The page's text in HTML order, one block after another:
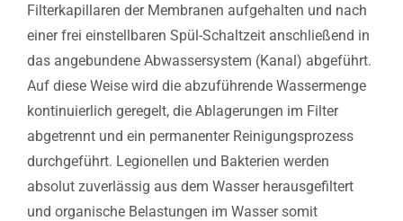
Filterkapillaren der Membranen aufgehalten und nach
einer frei einstellbaren Spül-Schaltzeit anschließend in
das angebundene Abwassersystem (Kanal) abgeführt.
Auf diese Weise wird die abzuführende Wassermenge
kontinuierlich geregelt, die Ablagerungen im Filter
abgetrennt und ein permanenter Reinigungsprozess
durchgeführt. Legionellen und Bakterien werden
absolut zuverlässig aus dem Wasser herausgefiltert
und organische Belastungen im Wasser somit